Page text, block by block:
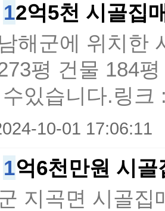
12억5천 시골집
해군에 위치한
평 건물 184
있습니다.링
10-01 17:06:11
1억6천만원 시
지곡면 시골